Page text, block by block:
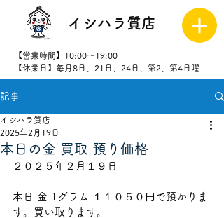
イシハラ質店
【営業時間】10:00～19:00
【休業日】毎月8日、21日、24日、第2、第4日曜
8523
記事
本日の金 買取 預り価格
イシハラ質店
2025年2月19日
２０２５年２月１９日
本日 金 1グラム １１０５０円で預かりま
す。買い取ります。